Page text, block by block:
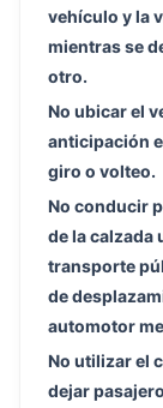
vehículo y la
mientras se
otro.
No ubicar el
anticipación
giro o volteo.
No conducir
de la calzada
transporte
de
automotor
No utilizar el
dejar